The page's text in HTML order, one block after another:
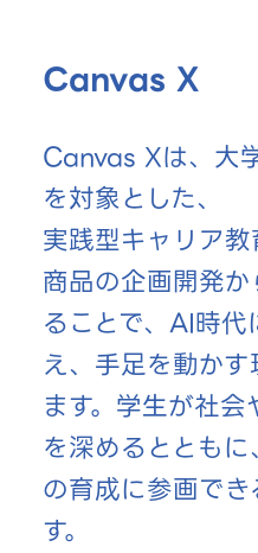
Canvas X
Canvas Xは、大
を対象とした、
実践型キャリア教
商品の企画開発
ることで、AI時
え、手足を動か
ます。学生が社
を深めるととも
の育成に参画で
す。